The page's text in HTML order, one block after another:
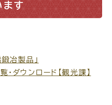
ます
冶製品」
ダウンロード【観光課】